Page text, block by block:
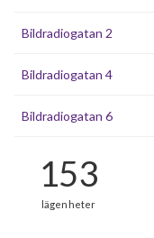
Bildradiogatan 2
Bildradiogatan 4
Bildradiogatan 6